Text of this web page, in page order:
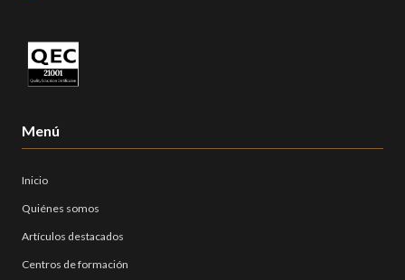
Menú
Inicio
Quiénes somos
Artículos destacados
Centros de formación